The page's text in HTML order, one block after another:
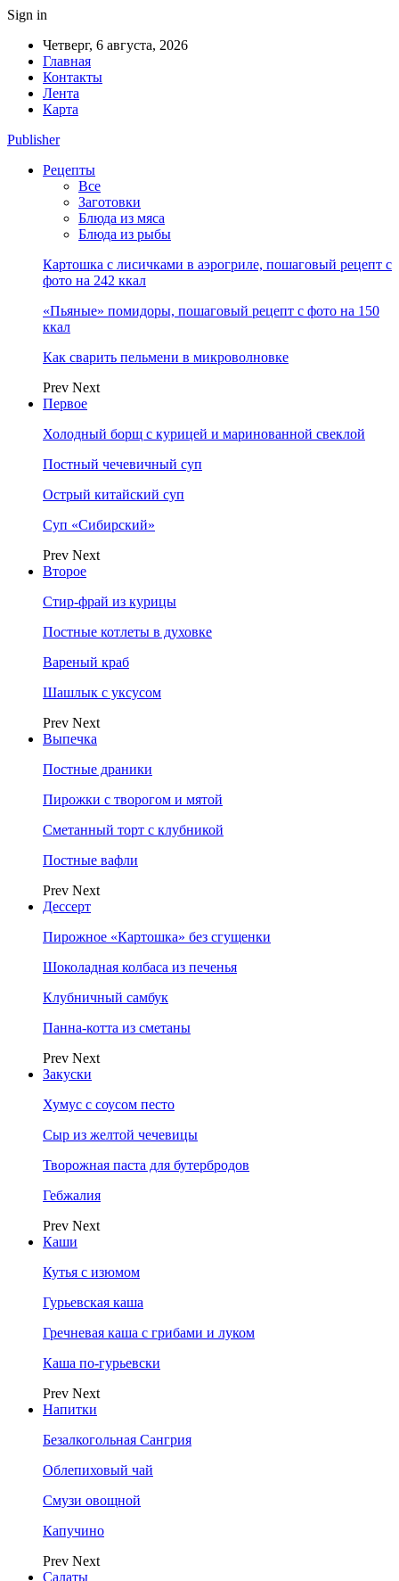
Sign in
Четверг, 6 августа, 2026
Главная
Контакты
Лента
Карта
Publisher
Рецепты
Все
Заготовки
Блюда из мяса
Блюда из рыбы
Картошка с лисичками в аэрогриле, пошаговый рецепт с
фото на 242 ккал
«Пьяные» помидоры, пошаговый рецепт с фото на 150
ккал
Как сварить пельмени в микроволновке
Prev Next
Первое
Холодный борщ с курицей и маринованной свеклой
Постный чечевичный суп
Острый китайский суп
Суп «Сибирский»
Prev Next
Второе
Стир-фрай из курицы
Постные котлеты в духовке
Вареный краб
Шашлык с уксусом
Prev Next
Выпечка
Постные драники
Пирожки с творогом и мятой
Сметанный торт с клубникой
Постные вафли
Prev Next
Дессерт
Пирожное «Картошка» без сгущенки
Шоколадная колбаса из печенья
Клубничный самбук
Панна-котта из сметаны
Prev Next
Закуски
Хумус с соусом песто
Сыр из желтой чечевицы
Творожная паста для бутербродов
Гебжалия
Prev Next
Каши
Кутья с изюмом
Гурьевская каша
Гречневая каша с грибами и луком
Каша по-гурьевски
Prev Next
Напитки
Безалкогольная Сангрия
Облепиховый чай
Смузи овощной
Капучино
Prev Next
Салаты